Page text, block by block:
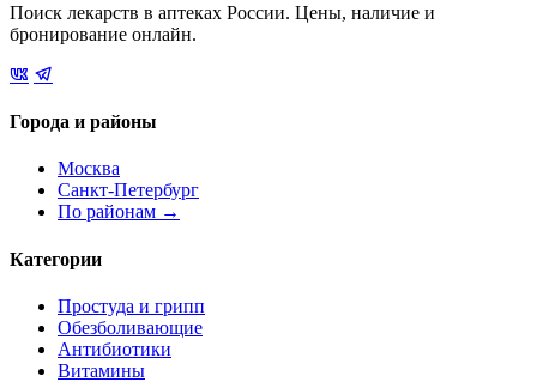
Поиск лекарств в аптеках России. Цены, наличие и
бронирование онлайн.
Города и районы
Москва
Санкт-Петербург
По районам →
Категории
Простуда и грипп
Обезболивающие
Антибиотики
Витамины